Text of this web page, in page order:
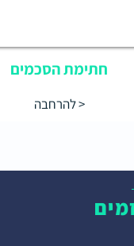
חתימת הסכמים
להרחבה >